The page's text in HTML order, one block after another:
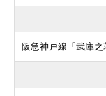
阪急神戸線「武庫